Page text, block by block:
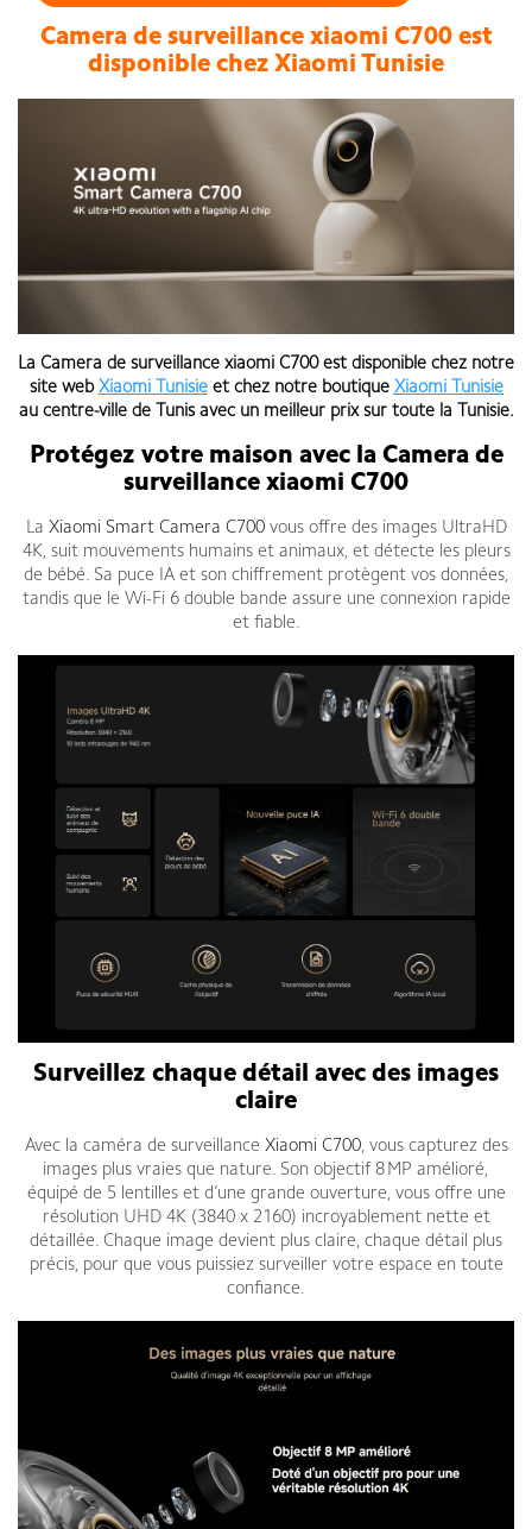
Camera de surveillance xiaomi C700 est
disponible chez Xiaomi Tunisie
La Camera de surveillance xiaomi C700 est disponible chez notre
site web Xiaomi Tunisieet chez notre boutique Xiaomi Tunisie
au centre-ville de Tunis avec un meilleur prix sur toute la Tunisie.
Protégez votre maison avec la Camera de
surveillance xiaomi C700
La Xiaomi Smart Camera C700vous offre des images UltraHD
4K, suit mouvements humains et animaux, et détecte les pleurs
de bébé. Sa puce IA et son chiffrement protègent vos données,
tandis que le Wi-Fi 6 double bande assure une connexion rapide
et fiable.
Surveillez chaque détail avec des images
claire
Avec la caméra de surveillance Xiaomi C700, vous capturez des
images plus vraies que nature. Son objectif 8 MP amélioré,
équipé de 5 lentilles et d’une grande ouverture, vous offre une
résolution UHD 4K (3840 x 2160) incroyablement nette et
détaillée. Chaque image devient plus claire, chaque détail plus
précis, pour que vous puissiez surveiller votre espace en toute
confiance.